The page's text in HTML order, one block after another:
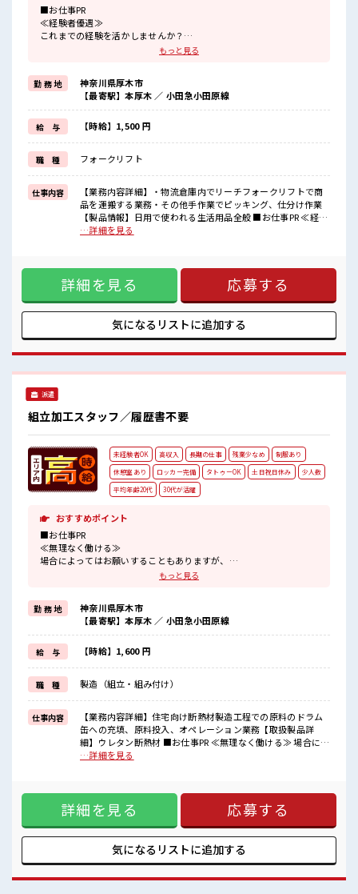
■お仕事PR
≪経験者優遇≫
これまでの経験を活かしませんか？
≪時間にメリハリを≫
残業はほとんどナシ！
場合によってはお願いすることもあります♪
≪髪色自由で自分らしく働く≫
明るすぎたり奇抜でなければ基本的に自由！
(規定有)≪自分に向いている仕事が探せる≫
困った事などがあれば、
担当がしっかりサポートします！
■職場の雰囲気
派手すぎなければ多少のヘアカラーもOKなのはウレシイPoint☆
仕事の合間の息抜きは休憩室で♪
ロッカーあり！
もっと見る
勤 務 地
神奈川県厚木市
【最寄駅】本厚木 ／ 小田急小田原線
給 与 【時給】1,500 円
職 種 フォークリフト
仕事内容
【業務内容詳細】・物流倉庫内でリーチフォークリフトで商
品を運搬する業務・その他手作業でピッキング、仕分け作業
【製品情報】日用で使われる生活用品全般 ■お仕事PR ≪経験
者優遇≫ これまでの経験を活かしませんか？ ブランクがあっ
することもあります♪ ≪髪色自由で自分らしく働く≫ 明るす
ぎたり奇抜でなければ基本的に自由！ (規定有)≪自分に向い
ている仕事が探せる≫ 困った事などがあれば、 担当がしっか
りサポートします！ ■職場の雰囲気 派手すぎなければ多少の
ヘアカラーもOKなのはウレシイPoint☆ 仕事の合間の息抜き
は休憩室で♪ ロッカーあり！ 安心してお仕事に集中♪ 高収入
…詳細を見る
詳細を見る 応募する
気になるリストに追加する
派遣
組立加工スタッフ／履歴書不要
未経験者OK 高収入 長期の仕事 残業少なめ
制服あり
休憩室あり
ロッカー完備 タトゥーOK 土日祝日休み
少人数
平均年齢20代
30代が活躍
おすすめポイント
■お仕事PR
≪無理なく働ける≫
場合によってはお願いすることもありますが、
週末は家族や友人と一緒にプライベート満喫！
制服があると毎日の服選びに悩まずOK♪
≪初めての仕事だけど自分にもできそう≫
新しいことにチャレンジするのは不安だけど、
しっかり働く環境が整っています！
イチからスキルUP・ステップUP目指していきましょう！
≪自分に合った期間で働ける≫
福利厚生が整った派遣のお仕事です！
■職場の雰囲気
少人数の職場だから一緒に働く仲間との距離もグッと近い！
20代活躍中のフレッシュな職場です☆
休憩室でホッと一息リフレッシュ！
もっと見る
勤 務 地
神奈川県厚木市
【最寄駅】本厚木 ／ 小田急小田原線
給 与 【時給】1,600 円
職 種 製造（組立・組み付け）
仕事内容
【業務内容詳細】住宅向け断熱材製造工程での原料のドラム
缶への充填、原料投入、オペレーション業務【取扱製品詳
細】ウレタン断熱材 ■お仕事PR ≪無理なく働ける≫ 場合によ
ってはお願いすることもありますが、 残業はほとんどナシ！
ど自分にもできそう≫ 新しいことにチャレンジするのは不安
だけど、 しっかり働く環境が整っています！ イチからスキル
UP・ステップUP目指していきましょう！ ≪自分に合った期
間で働ける≫ 福利厚生が整った派遣のお仕事です！ ■職場の
雰囲気 少人数の職場だから一緒に働く仲間との距離もグッと
近い！ 20代活躍中のフレッシュな職場です☆ 休憩室でホッと
…詳細を見る
詳細を見る 応募する
気になるリストに追加する